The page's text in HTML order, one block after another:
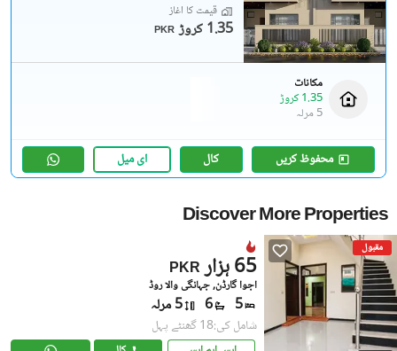
قیمت کا آغاز
PKR 1.35 کروڑ
مکانات
1.35 کروڑ
5 مرلہ
محفوظ کریں کال ای میل
Discover More Properties
مقبول
PKR 65 ہزار
اجوا گارڈن, جہانگی والا روڈ
5
6 5 مرلہ
شامل کی:18 گھنٹے پہل